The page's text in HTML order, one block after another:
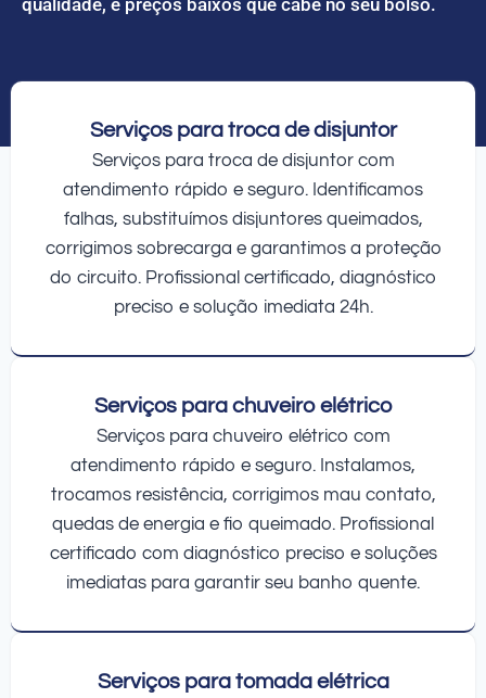
Serviços para troca de disjuntor
Serviços para troca de disjuntor com
atendimento rápido e seguro. Identificamos
falhas, substituímos disjuntores queimados,
corrigimos sobrecarga e garantimos a proteção
do circuito. Profissional certificado, diagnóstico
preciso e solução imediata 24h.
Serviços para chuveiro elétrico
Serviços para chuveiro elétrico com
atendimento rápido e seguro. Instalamos,
trocamos resistência, corrigimos mau contato,
quedas de energia e fio queimado. Profissional
certificado com diagnóstico preciso e soluções
imediatas para garantir seu banho quente.
Serviços para tomada elétrica